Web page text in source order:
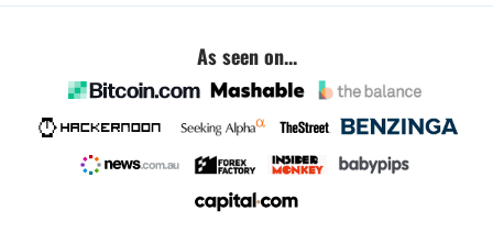
As seen on...